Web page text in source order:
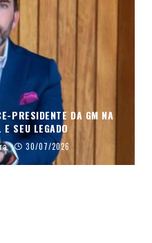
PRESIDENTE DA GM NA
SEU LEGADO
30/07/2026